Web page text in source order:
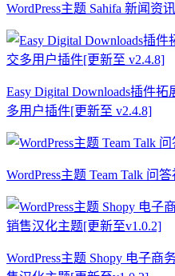
WordPress主题 Sahifa 新闻资
Easy Digital Downloads插件拓
多用户插件[更新至 v2.4.8]
WordPress主题 Team Talk 问
WordPress主题 Shopy 电子商